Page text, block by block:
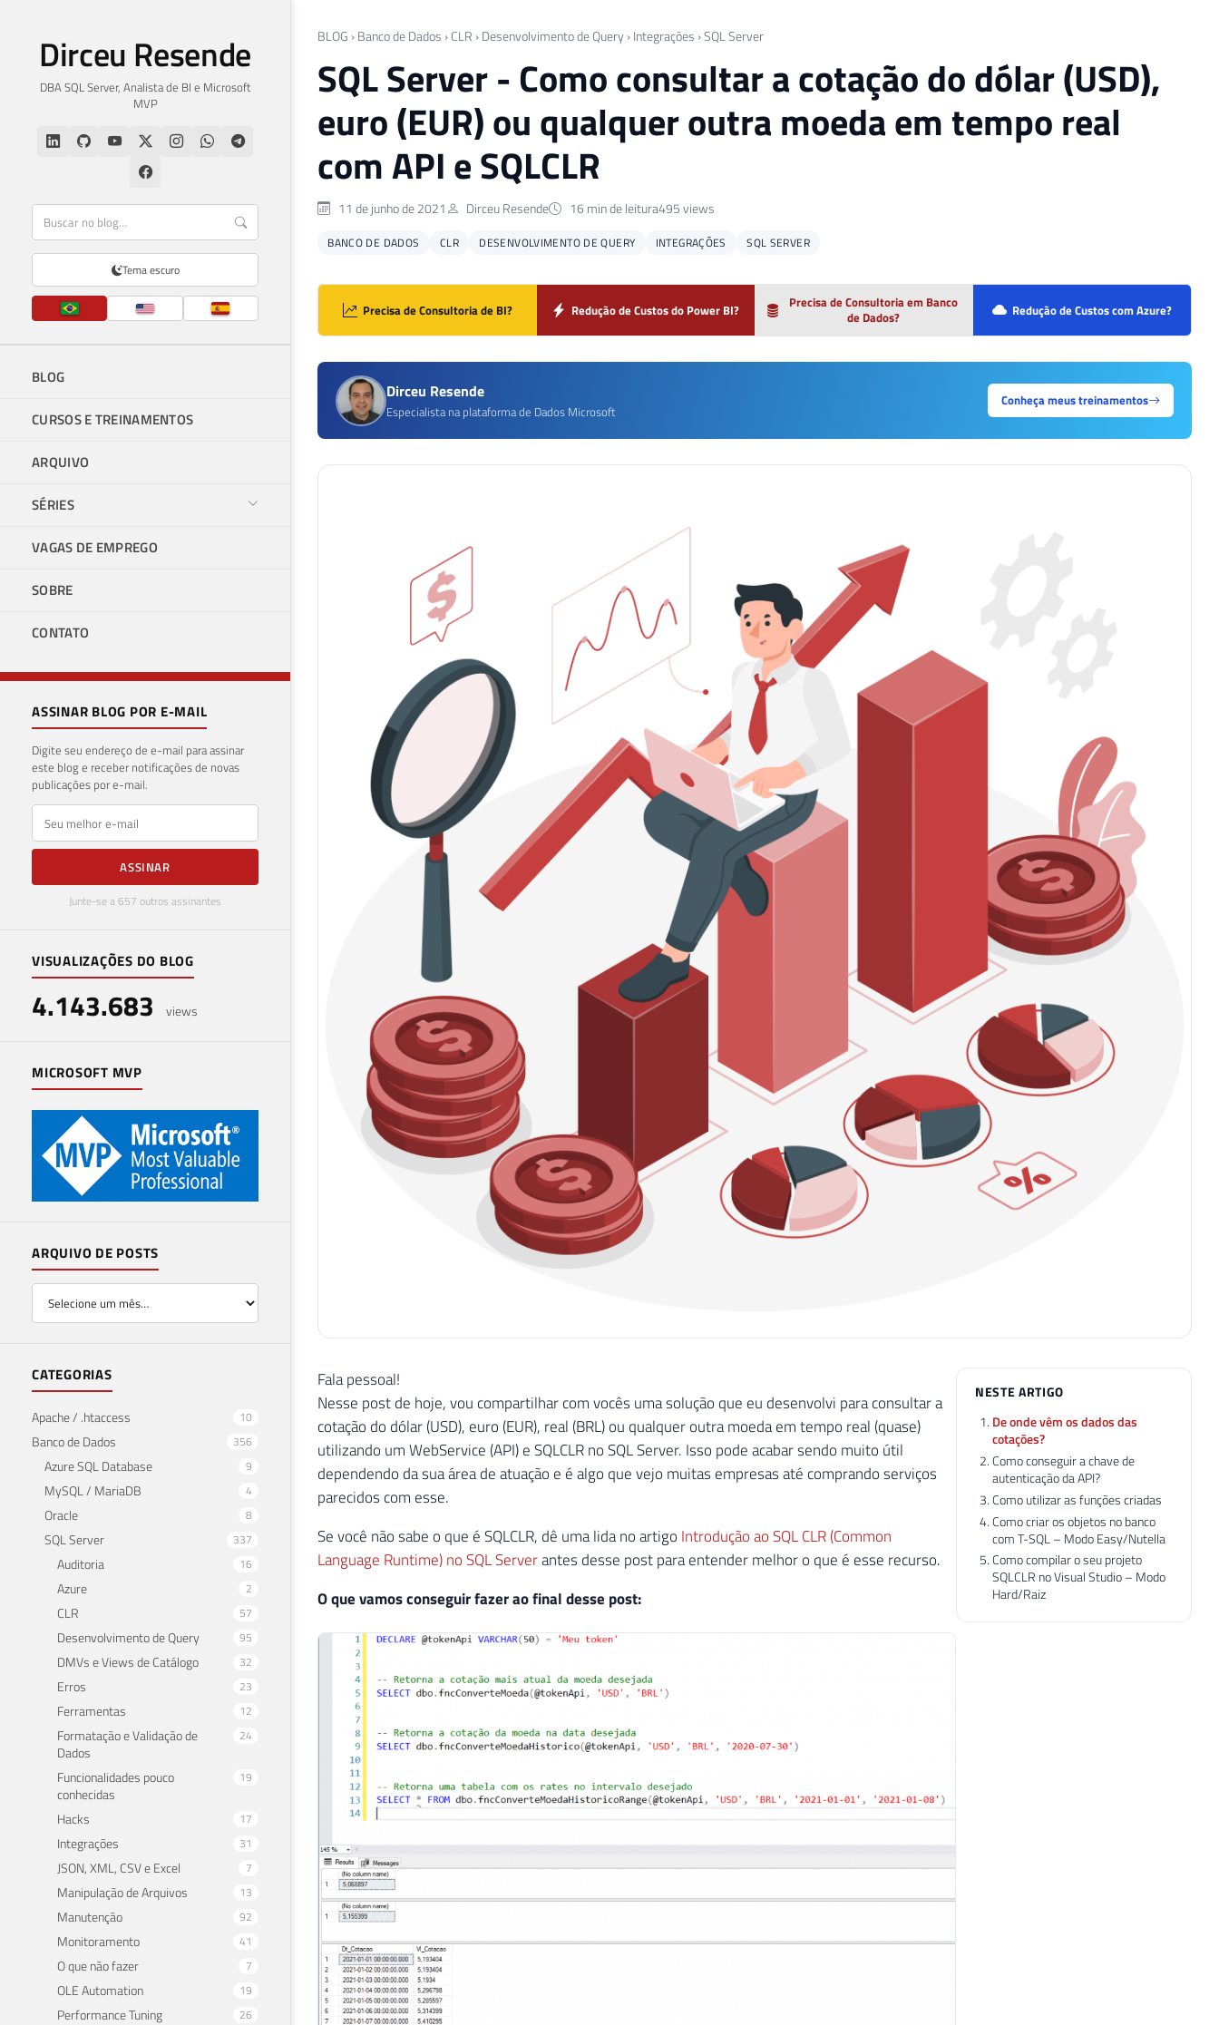
Dirceu Resende
DBA SQL Server, Analista de BI e Microsoft
MVP
Tema escuro
BLOG
CURSOS E TREINAMENTOS
ARQUIVO
SÉRIES
VAGAS DE EMPREGO
SOBRE
CONTATO
ASSINAR BLOG POR E-MAIL
Digite seu endereço de e-mail para assinar
este blog e receber notificações de novas
publicações por e-mail.
E-mail
ASSINAR
Junte-se a 657 outros assinantes
VISUALIZAÇÕES DO BLOG
4.143.683 views
MICROSOFT MVP
ARQUIVO DE POSTS
CATEGORIAS
Apache / .htaccess 10
Banco de Dados 356
Azure SQL Database 9
MySQL / MariaDB 4
Oracle 8
SQL Server 337
Auditoria 16
Azure 2
CLR 57
Desenvolvimento de Query 95
DMVs e Views de Catálogo 32
Erros 23
Ferramentas 12
Formatação e Validação de
Dados
24
Funcionalidades pouco
conhecidas
19
Hacks 17
Integrações 31
JSON, XML, CSV e Excel 7
Manipulação de Arquivos 13
Manutenção 92
Monitoramento 41
O que não fazer 7
OLE Automation 19
Performance Tuning 26
BLOG › Banco de Dados › CLR › Desenvolvimento de Query › Integrações ›SQL Server
SQL Server - Como consultar a cotação do dólar (USD),
euro (EUR) ou qualquer outra moeda em tempo real
com API e SQLCLR
11 de junho de 2021 Dirceu Resende 16 min de leitura495 views
BANCO DE DADOS CLR DESENVOLVIMENTO DE QUERY INTEGRAÇÕES SQL SERVER
Precisa de Consultoria de BI? Redução de Custos do Power BI?
Precisa de Consultoria em Banco
de Dados?
Redução de Custos com Azure?
Dirceu Resende
Especialista na plataforma de Dados Microsoft
Conheça meus treinamentos
Fala pessoal!
Nesse post de hoje, vou compartilhar com vocês uma solução que eu desenvolvi para consultar a
cotação do dólar (USD), euro (EUR), real (BRL) ou qualquer outra moeda em tempo real (quase)
utilizando um WebService (API) e SQLCLR no SQL Server. Isso pode acabar sendo muito útil
dependendo da sua área de atuação e é algo que vejo muitas empresas até comprando serviços
parecidos com esse.
Se você não sabe o que é SQLCLR, dê uma lida no artigo Introdução ao SQL CLR (Common
Language Runtime) no SQL Serverantes desse post para entender melhor o que é esse recurso.
O que vamos conseguir fazer ao final desse post:
NESTE ARTIGO
De onde vêm os dados das
cotações?
Como conseguir a chave de
autenticação da API?
Como utilizar as funções criadas
Como criar os objetos no banco
com T-SQL – Modo Easy/Nutella
Como compilar o seu projeto
SQLCLR no Visual Studio – Modo
Hard/Raiz